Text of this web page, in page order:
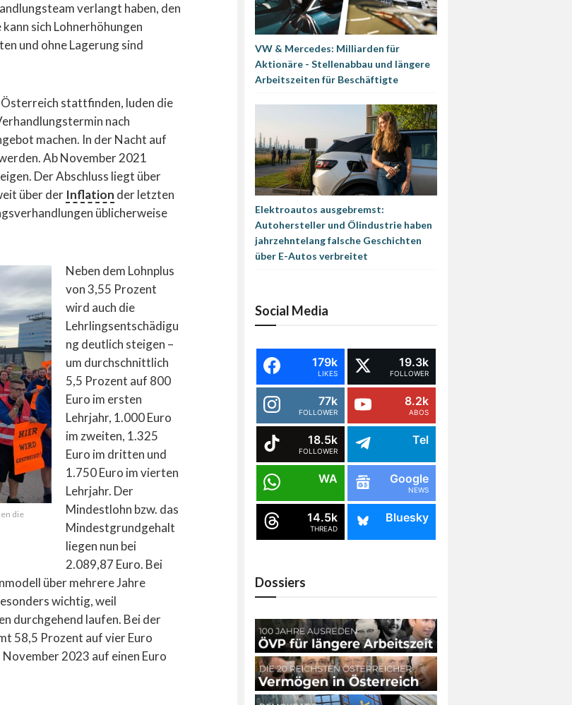
verlangt haben, den
sich Lohnerhöhungen
und ohne Lagerung sind
stattfinden, luden die
nach
machen. In der Nacht auf
Ab November 2021
Der Abschluss liegt über
über der Inflation der letzten
üblicherweise
die
Neben dem Lohnplus
von 3,55 Prozent
wird auch die
Lehrlingsentschädigu
ng deutlich steigen –
um durchschnittlich
5,5 Prozent auf 800
Euro im ersten
Lehrjahr, 1.000 Euro
im zweiten, 1.325
Euro im dritten und
1.750 Euro im vierten
Lehrjahr. Der
Mindestlohn bzw. das
Mindestgrundgehalt
liegen nun bei
2.089,87 Euro. Bei
über mehrere Jahre
wichtig, weil
durchgehend laufen. Bei der
58,5 Prozent auf vier Euro
2023 auf einen Euro
VW & Mercedes: Milliarden für
Aktionäre - Stellenabbau und längere
Arbeitszeiten für Beschäftigte
Elektroautos ausgebremst:
Autohersteller und Ölindustrie haben
jahrzehntelang falsche Geschichten
über E-Autos verbreitet
Social Media
179k
LIKES
19.3k
FOLLOWER
77k
FOLLOWER
8.2k
ABOS
18.5k
FOLLOWER
Tel
WA Google
NEWS
14.5k
THREAD
Bluesky
Dossiers